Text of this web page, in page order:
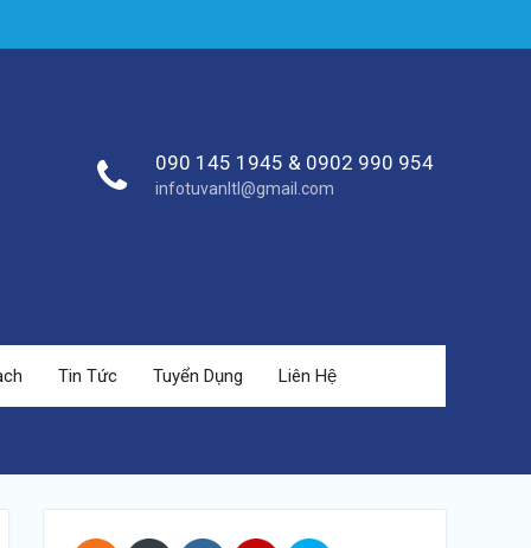
090 145 1945 & 0902 990 954
infotuvanltl@gmail.com
Tin Tức Tuyển Dụng Liên Hệ